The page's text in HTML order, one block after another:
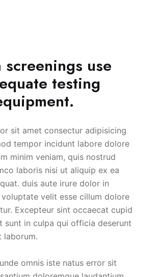
use
testing
sit amet consectur adipisicing
tempor incidunt labore dolore
minim veniam, quis nostrud
laboris nisi ut aliquip ex ea
duis aute irure dolor in
velit esse cillum dolore
Excepteur sint occaecat cupid
sunt in culpa qui officia deserunt
laborum.
omnis iste natus error sit